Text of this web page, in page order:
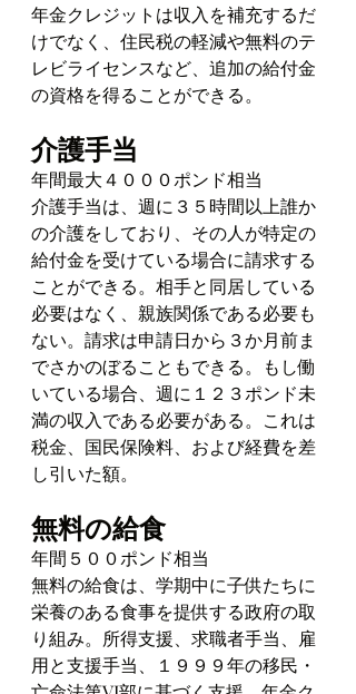
年金クレジットは収入を補充するだ
けでなく、住民税の軽減や無料のテ
レビライセンスなど、追加の給付金
の資格を得ることができる。
介護手当
年間最大４０００ポンド相当
介護手当は、週に３５時間以上誰か
の介護をしており、その人が特定の
給付金を受けている場合に請求する
ことができる。相手と同居している
必要はなく、親族関係である必要も
ない。請求は申請日から３か月前ま
でさかのぼることもできる。もし働
いている場合、週に１２３ポンド未
満の収入である必要がある。これは
税金、国民保険料、および経費を差
し引いた額。
無料の給食
年間５００ポンド相当
無料の給食は、学期中に子供たちに
栄養のある食事を提供する政府の取
り組み。所得支援、求職者手当、雇
用と支援手当、１９９９年の移民・